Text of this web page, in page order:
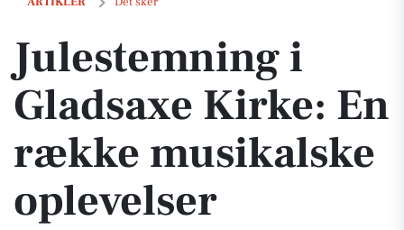
Julestemning i
Gladsaxe Kirke: En
række musikalske
oplevelser